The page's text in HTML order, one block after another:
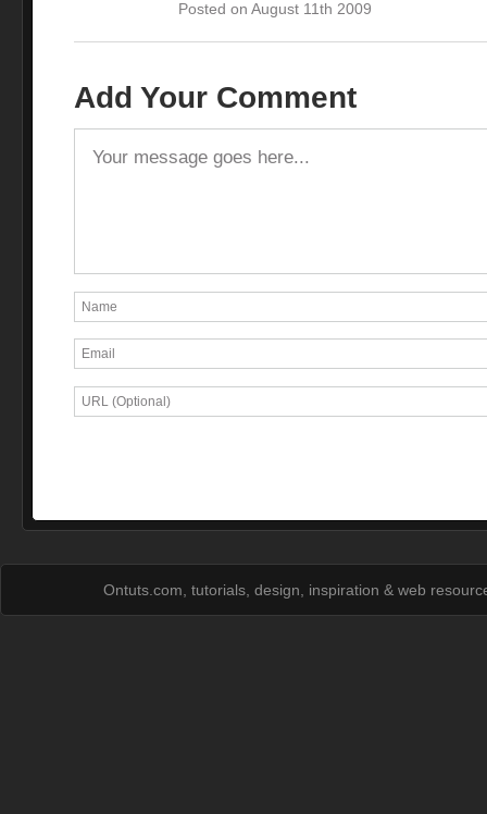
Posted on August 11th 2009
Add Your Comment
Ontuts.com, tutorials, design, inspiration & web